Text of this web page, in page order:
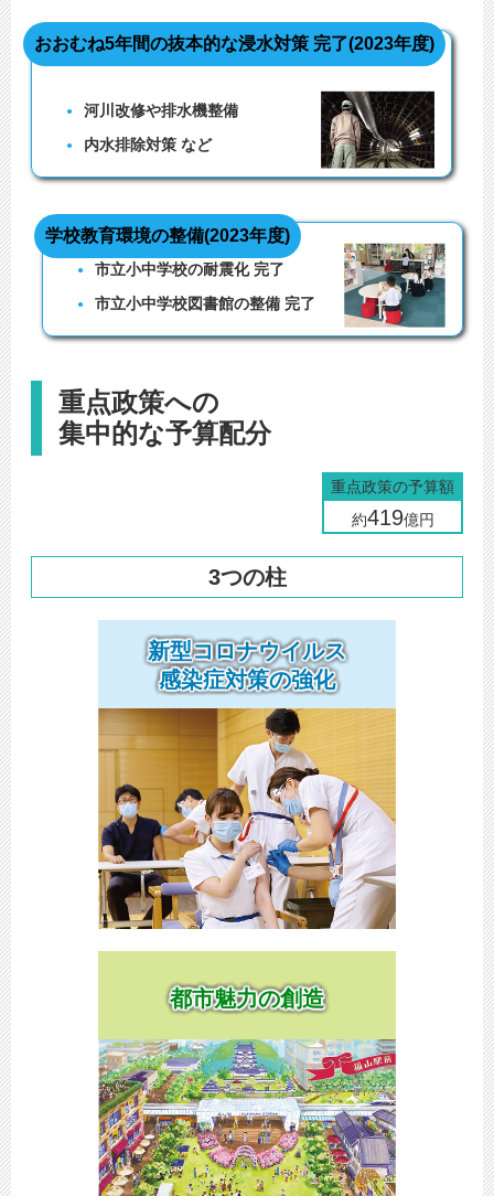
おおむね5年間の抜本的な浸水対策 完了(2023年度)
河川改修や排水機整備
内水排除対策 など
学校教育環境の整備(2023年度)
市立小中学校の耐震化 完了
市立小中学校図書館の整備 完了
重点政策への
集中的な予算配分
重点政策の予算額
約419億円
3つの柱
新型コロナウイルス
感染症対策の強化
都市魅力の創造